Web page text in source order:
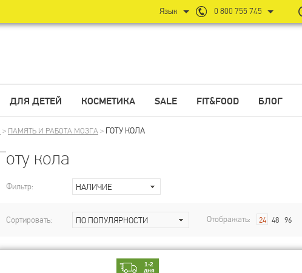
ДЛЯ ДЕТЕЙ КОСМЕТИКА SALE FIT&FOOD БЛОГ
> ПАМЯТЬ И РАБОТА МОЗГА> ГОТУ КОЛА
кола
Фильтр: НАЛИЧИЕ
Сортировать: ПО ПОПУЛЯРНОСТИ Отображать: 24 48 96
1-2
дня
0 800 755 745
Язык